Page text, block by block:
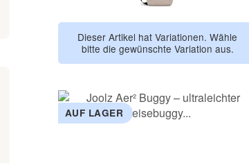
sandy taupe
Dieser Artikel hat Variationen. Wähle
bitte die gewünschte Variation aus.
AUF LAGER